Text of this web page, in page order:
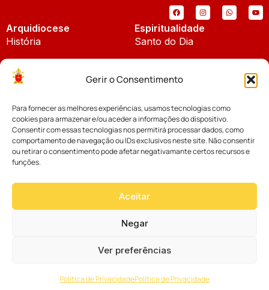
Gerir o Consentimento
Para fornecer as melhores experiências, usamos tecnologias como
cookies para armazenar e/ou aceder a informações do dispositivo.
Consentir com essas tecnologias nos permitirá processar dados, como
comportamento de navegação ou IDs exclusivos neste site. Não consentir
ou retirar o consentimento pode afetar negativamante certos recursos e
funções.
Aceitar
Negar
Ver preferências
Política de PrivacidadePolítica de Privacidade
Arquidiocese
História
Padroeira
Espiritualidade
Santo do Dia
Notícias
Notícias da Arquidiocese
Notícias Cáritas
Palavra dos Bispos
Cúria Diocesana
Fundo Diocesano
Vicariatos da Educação
Eventos
por